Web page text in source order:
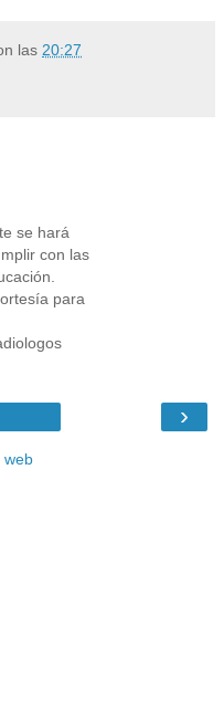
las 20:27
se hará
con las
para
›
web